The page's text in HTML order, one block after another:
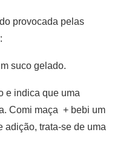
provocada pelas
suco gelado.
indica que uma
Comi maça + bebi um
adição, trata-se de uma